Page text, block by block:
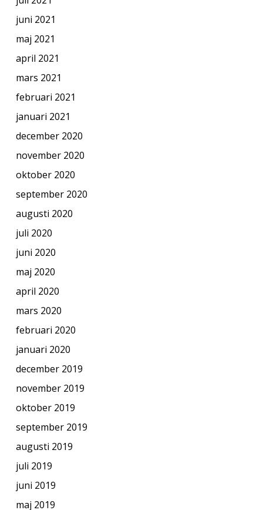
juni 2021
maj 2021
april 2021
mars 2021
februari 2021
januari 2021
december 2020
november 2020
oktober 2020
september 2020
augusti 2020
juli 2020
juni 2020
maj 2020
april 2020
mars 2020
februari 2020
januari 2020
december 2019
november 2019
oktober 2019
september 2019
augusti 2019
juli 2019
juni 2019
maj 2019